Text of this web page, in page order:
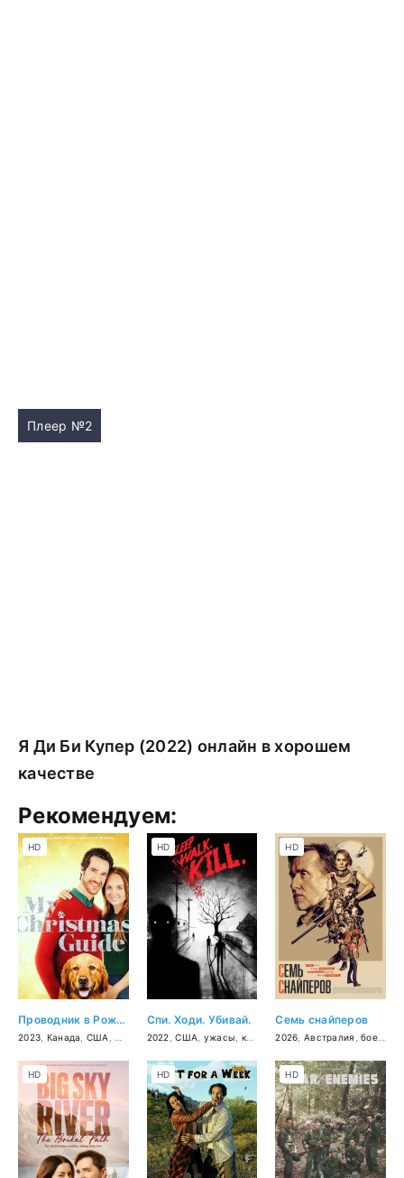
Плеер №2
Я Ди Би Купер (2022) онлайн в хорошем
качестве
Рекомендуем:
Проводник в Рождество
2023 Канада США мелодрама
HD
Спи. Ходи. Убивай.
2022 ,США ужасы комедия
HD
Семь снайперов
2026 Австралия ,боевик
HD
HD HD HD